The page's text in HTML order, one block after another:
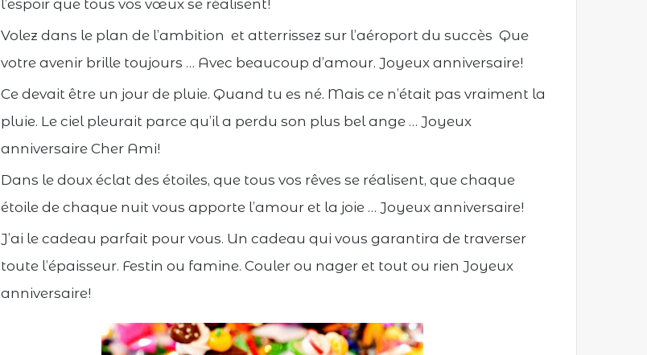
l’espoir que tous vos vœux se réalisent!
Volez dans le plan de l’ambition et atterrissez sur l’aéroport du succès Que
votre avenir brille toujours … Avec beaucoup d’amour. Joyeux anniversaire!
Ce devait être un jour de pluie. Quand tu es né. Mais ce n’était pas vraiment la
pluie. Le ciel pleurait parce qu’il a perdu son plus bel ange … Joyeux
anniversaire Cher Ami!
Dans le doux éclat des étoiles, que tous vos rêves se réalisent, que chaque
étoile de chaque nuit vous apporte l’amour et la joie … Joyeux anniversaire!
J’ai le cadeau parfait pour vous. Un cadeau qui vous garantira de traverser
toute l’épaisseur. Festin ou famine. Couler ou nager et tout ou rien Joyeux
anniversaire!